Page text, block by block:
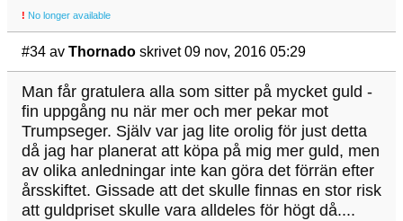
! No longer available
#34 av Thornado skrivet 09 nov, 2016 05:29
Man får gratulera alla som sitter på mycket guld -
fin uppgång nu när mer och mer pekar mot
Trumpseger. Själv var jag lite orolig för just detta
då jag har planerat att köpa på mig mer guld, men
av olika anledningar inte kan göra det förrän efter
årsskiftet. Gissade att det skulle finnas en stor risk
att guldpriset skulle vara alldeles för högt då....